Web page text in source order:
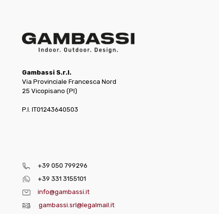
Gambassi S.r.l.
Via Provinciale Francesca Nord
25 Vicopisano (PI)
P.I. IT01243640503
+39 050 799296
+39 331 3155101
info@gambassi.it
gambassi.srl@legalmail.it